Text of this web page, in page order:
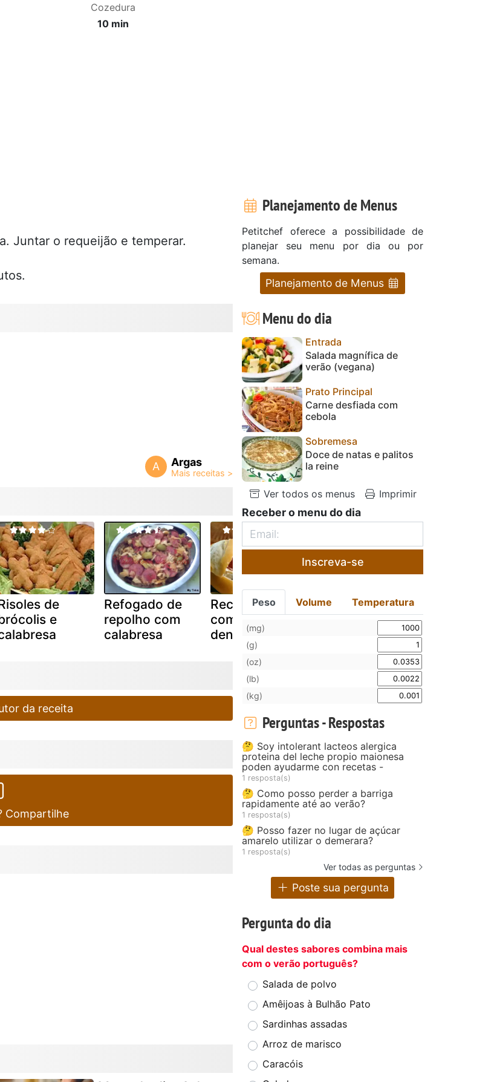
Cozedura
10 min
Juntar o requeijão e temperar.
A Argas
de
e
Refogado de
repolho com
calabresa
Receita de pão
com tudo
dentro
Requeijão de
soja (vegana)
um dia frio!
da receita
Compartilhe
Planejamento de Menus
Petitchef oferece a possibilidade de
planejar seu menu por dia ou por
semana.
Planejamento de Menus
Menu do dia
Entrada
Salada magnífica de
verão (vegana)
Prato Principal
Carne desfiada com
cebola
Sobremesa
Doce de natas e palitos
la reine
Ver todos os menus Imprimir
Receber o menu do dia
Inscreva-se
Peso Volume Temperatura
(mg)
(g)
(oz)
(lb)
(kg)
Perguntas - Respostas
🤔 Soy intolerant lacteos alergica
proteina del leche propio maionesa
poden ayudarme con recetas -
1 resposta(s)
🤔 Como posso perder a barriga
rapidamente até ao verão?
1 resposta(s)
🤔 Posso fazer no lugar de açúcar
amarelo utilizar o demerara?
1 resposta(s)
Ver todas as perguntas
Poste sua pergunta
Pergunta do dia
Qual destes sabores combina mais
com o verão português?
Salada de polvo
Amêijoas à Bulhão Pato
Sardinhas assadas
Arroz de marisco
Caracóis